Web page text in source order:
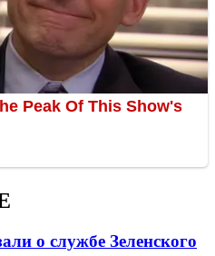
о службе Зеленского